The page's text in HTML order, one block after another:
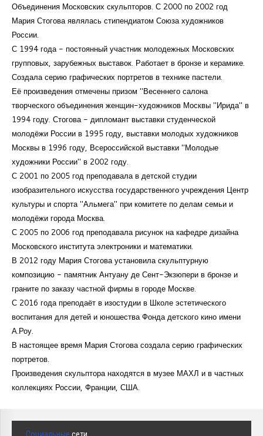
Объединения Московских скульпторов. С 2000 по 2002 год
Мария Стогова являлась стипендиатом Союза художников
России.
С 1994 года - постоянный участник молодежных Московских
групповых, зарубежных выставок. Работает в бронзе и керамике.
Создала серию графических портретов в технике пастели.
Её произведения отмечены призом "Весеннего салона
творческого объединения женщин-художников Москвы "Ирида" в
1994 году. Стогова - дипломант выставки студенческой
молодёжи России в 1995 году, выставки молодых художников
Москвы в 1996 году, Всероссийской выставки "Молодые
художники России" в 2002 году.
С 2001 по 2005 год преподавала в детской студии
изобразительного искусства государственного учреждения Центр
культуры и спорта "Альмега" при комитете по делам семьи и
молодёжи города Москва.
С 2005 по 2006 год преподавала рисунок на кафедре дизайна
Московского института электроники и математики.
В 2012 году Мария Стогова установила скульптурную
композицию - памятник Антуану де Сент-Экзюпери в бронзе и
граните по заказу частной фирмы в городе Москве.
С 2016 года преподаёт в изостудии в Школе эстетического
воспитания для детей и юношества Фонда детского кино имени
А.Роу.
В настоящее время Мария Стогова создала серию графических
портретов.
Произведения скульптора находятся в музее МАХЛ и в частных
коллекциях России, Франции, США.